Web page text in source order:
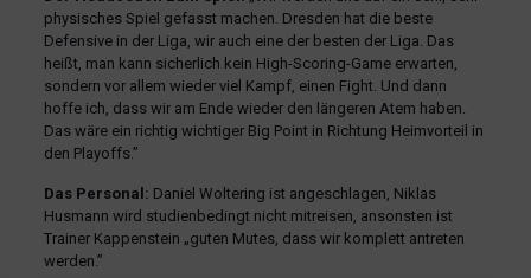
physisches Spiel gefasst machen. Dresden hat die beste
Defensive in der Liga, wir auch eine der besten der Liga. Das
heißt, man kann sicherlich kein High-Scoring-Game erwarten,
sondern vor allem wieder viel Kampf, einen Fight. Und dann
hoffe ich, dass wir am Ende wieder den längeren Atem haben.
Das wäre ein richtig wichtiger Big Point in Richtung Heimvorteil in
den Playoffs.”
Das Personal: Daniel Woltering ist angeschlagen, Niklas
Husmann wird studienbedingt nicht mitreisen, ansonsten ist
Trainer Kappenstein „guten Mutes, dass wir komplett antreten
werden.”